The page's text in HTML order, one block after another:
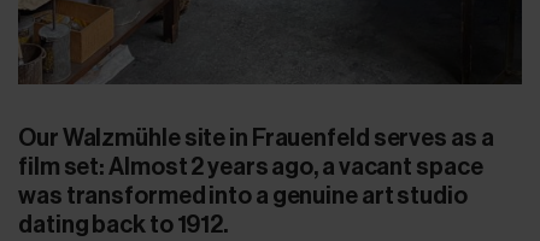
Our Walzmühle site in Frauenfeld serves as a
film set: Almost 2 years ago, a vacant space
was transformed into a genuine art studio
dating back to 1912.